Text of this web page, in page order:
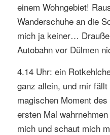
einem Wohngebiet!
Wanderschuhe an die
mich ja keiner…
Autobahn vor Dülmen
4.14 Uhr: ein
ganz allein, und mir
magischen Moment
ersten Mal
mich und schaut mich